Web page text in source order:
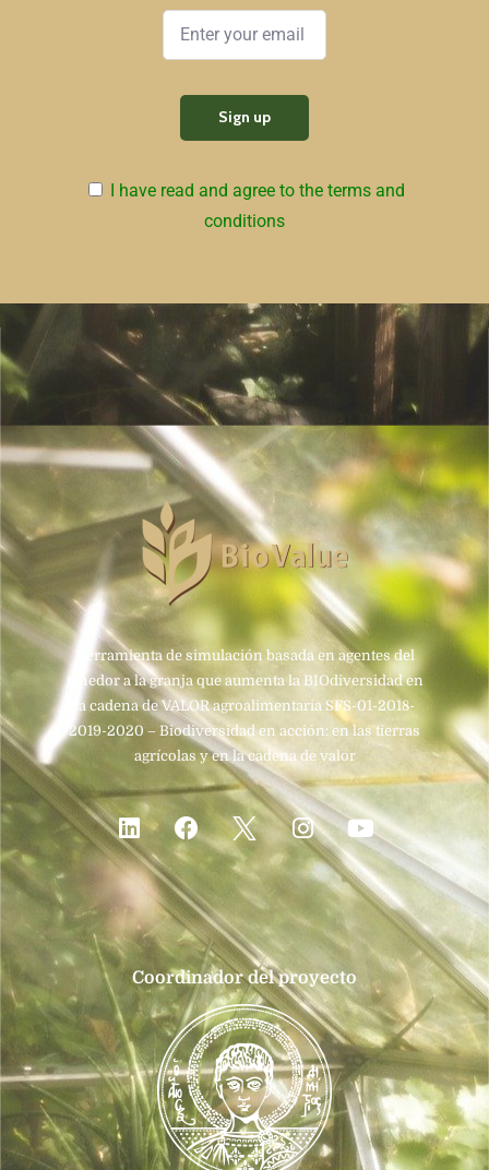
I have read and agree to the terms and
conditions
Herramienta de simulación basada en agentes del
tenedor a la granja que aumenta la BIOdiversidad en
la cadena de VALOR agroalimentaria SFS-01-2018-
2019-2020 – Biodiversidad en acción: en las tierras
agrícolas y en la cadena de valor
Coordinador del proyecto